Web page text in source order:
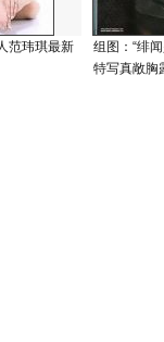
范玮琪最新
组图：“绯
特写真敞胸